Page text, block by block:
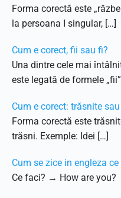
Forma corectă este
la persoana I singular, […]
Cum e corect, fii sau fi?
Una dintre cele mai
este legată de formele
Cum e corect: trăsnite
Forma corectă este
trăsni. Exemple: Idei […]
Cum se zice in engleza
Ce faci? → How are you?